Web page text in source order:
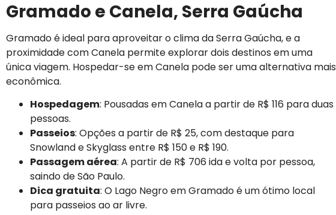
Gramado e Canela, Serra Gaúcha
Gramado é ideal para aproveitar o clima da Serra Gaúcha, e a
proximidade com Canela permite explorar dois destinos em uma
única viagem. Hospedar-se em Canela pode ser uma alternativa mais
econômica.
Hospedagem: Pousadas em Canela a partir de R$ 116 para duas
pessoas.
Passeios: Opções a partir de R$ 25, com destaque para
Snowland e Skyglass entre R$ 150 e R$ 190.
Passagem aérea: A partir de R$ 706 ida e volta por pessoa,
saindo de São Paulo.
Dica gratuita: O Lago Negro em Gramado é um ótimo local
para passeios ao ar livre.